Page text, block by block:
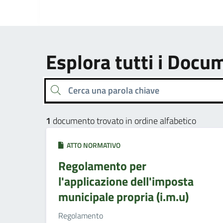
Esplora tutti i
Cerca una parola chiave
1 documento trovato in ordine alfabetico
ATTO NORMATIVO
Regolamento per
l'applicazione dell'imposta
municipale propria (i.m.u)
Regolamento